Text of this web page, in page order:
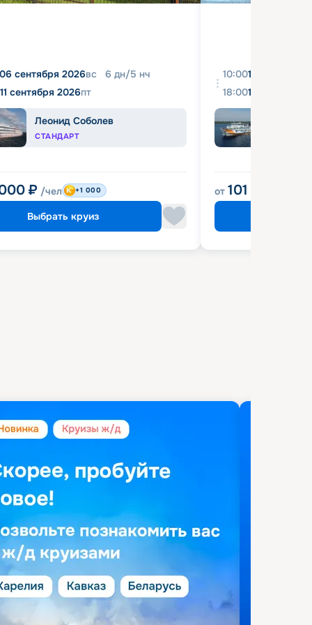
06 сентября 2026вс 6 дн/5 нч
11 сентября 2026пт
Леонид Соболев
СТАНДАРТ
₽ /чел +1 000
Выбрать круиз
10:0010 августа
18:0016 августа
от 101 900